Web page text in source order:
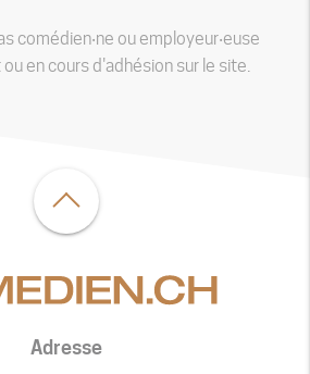
comédien‧ne ou employeur‧euse
en cours d'adhésion sur le site.
Adresse